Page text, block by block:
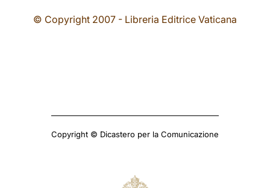
© Copyright 2007 - Libreria Editrice Vaticana
Copyright © Dicastero per la Comunicazione